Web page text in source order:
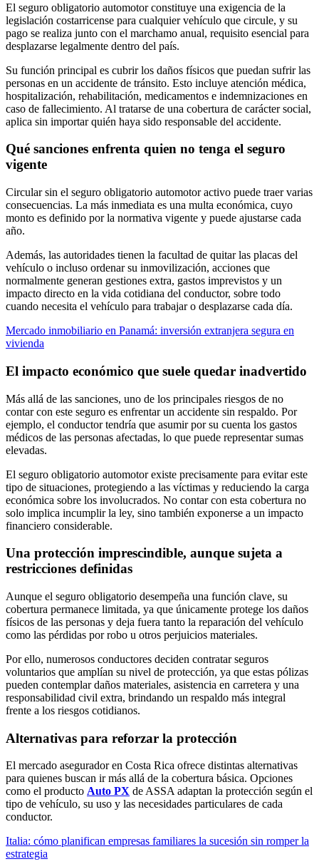
El seguro obligatorio automotor constituye una exigencia de la
legislación costarricense para cualquier vehículo que circule, y su
pago se realiza junto con el marchamo anual, requisito esencial para
desplazarse legalmente dentro del país.
Su función principal es cubrir los daños físicos que puedan sufrir las
personas en un accidente de tránsito. Esto incluye atención médica,
hospitalización, rehabilitación, medicamentos e indemnizaciones en
caso de fallecimiento. Al tratarse de una cobertura de carácter social,
aplica sin importar quién haya sido responsable del accidente.
Qué sanciones enfrenta quien no tenga el seguro
vigente
Circular sin el seguro obligatorio automotor activo puede traer varias
consecuencias. La más inmediata es una multa económica, cuyo
monto es definido por la normativa vigente y puede ajustarse cada
año.
Además, las autoridades tienen la facultad de quitar las placas del
vehículo o incluso ordenar su inmovilización, acciones que
normalmente generan gestiones extra, gastos imprevistos y un
impacto directo en la vida cotidiana del conductor, sobre todo
cuando necesita el vehículo para trabajar o desplazarse cada día.
Mercado inmobiliario en Panamá: inversión extranjera segura en
vivienda
El impacto económico que suele quedar inadvertido
Más allá de las sanciones, uno de los principales riesgos de no
contar con este seguro es enfrentar un accidente sin respaldo. Por
ejemplo, el conductor tendría que asumir por su cuenta los gastos
médicos de las personas afectadas, lo que puede representar sumas
elevadas.
El seguro obligatorio automotor existe precisamente para evitar este
tipo de situaciones, protegiendo a las víctimas y reduciendo la carga
económica sobre los involucrados. No contar con esta cobertura no
solo implica incumplir la ley, sino también exponerse a un impacto
financiero considerable.
Una protección imprescindible, aunque sujeta a
restricciones definidas
Aunque el seguro obligatorio desempeña una función clave, su
cobertura permanece limitada, ya que únicamente protege los daños
físicos de las personas y deja fuera tanto la reparación del vehículo
como las pérdidas por robo u otros perjuicios materiales.
Por ello, numerosos conductores deciden contratar seguros
voluntarios que amplían su nivel de protección, ya que estas pólizas
pueden contemplar daños materiales, asistencia en carretera y una
responsabilidad civil extra, brindando un respaldo más integral
frente a los riesgos cotidianos.
Alternativas para reforzar la protección
El mercado asegurador en Costa Rica ofrece distintas alternativas
para quienes buscan ir más allá de la cobertura básica. Opciones
como el producto Auto PX de ASSA adaptan la protección según el
tipo de vehículo, su uso y las necesidades particulares de cada
conductor.
Italia: cómo planifican empresas familiares la sucesión sin romper la
estrategia